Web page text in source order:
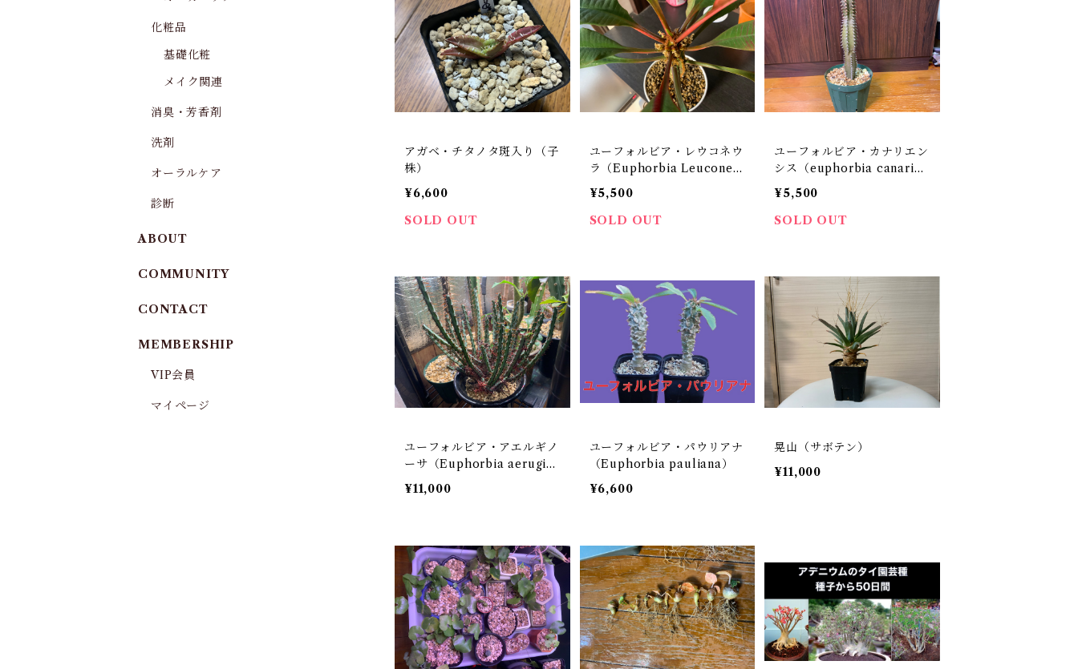
アガベ・チタノタ斑入り（子
株）
¥6,600
SOLD OUT
ユーフォルビア・レウコネウ
ラ（Euphorbia Leuconeu
ra）
¥5,500
SOLD OUT
ユーフォルビア・カナリエン
シス（euphorbia canarien
sis）
¥5,500
SOLD OUT
ユーフォルビア・アエルギノ
ーサ（Euphorbia aerugin
osa）
¥11,000
ユーフォルビア・パウリアナ
（Euphorbia pauliana）
¥6,600
晃山（サボテン）
¥11,000
化粧品
基礎化粧
メイク関連
消臭・芳香剤
洗剤
オーラルケア
診断
ABOUT
COMMUNITY
CONTACT
MEMBERSHIP
VIP会員
マイページ